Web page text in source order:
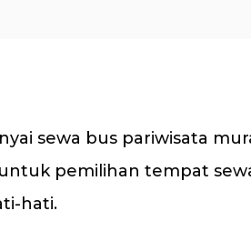
sewa bus pariwisata
pemilihan tempat
hati.